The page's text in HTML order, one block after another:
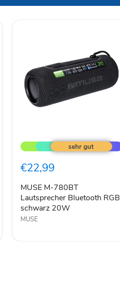
M-
780BT
Bluetooth
schwarz
20W
€22,99
MUSE M-780BT
Lautsprecher Bluetooth RGB
schwarz 20W
MUSE